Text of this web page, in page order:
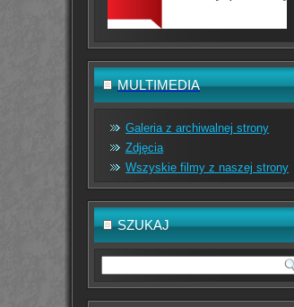
MULTIMEDIA
Galeria z archiwalnej strony
Zdjęcia
Wszyskie filmy z naszej strony
SZUKAJ